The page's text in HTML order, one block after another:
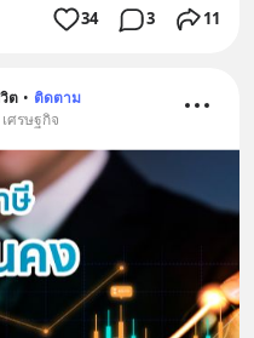
34 3 11
ต • ติดตาม
ศรษฐกิจ